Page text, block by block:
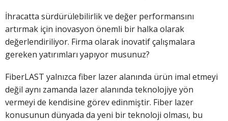
İhracatta sürdürülebilirlik ve değer performansını
artırmak için inovasyon önemli bir halka olarak
değerlendiriliyor. Firma olarak inovatif çalışmalara
gereken yatırımları yapıyor musunuz?
FiberLAST yalnızca fiber lazer alanında ürün imal etmeyi
değil aynı zamanda lazer alanında teknolojiye yön
vermeyi de kendisine görev edinmiştir. Fiber lazer
konusunun dünyada da yeni bir teknoloji olması, bu